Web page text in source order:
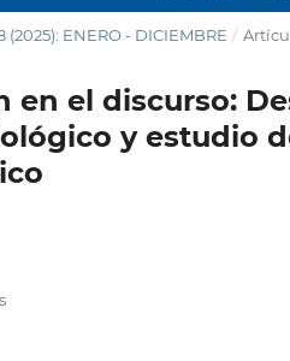
(2025): ENERO - DICIEMBRE /
en el discurso:
y estudio